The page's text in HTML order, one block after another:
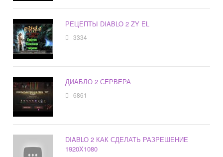
РЕЦЕПТЫ DIABLO 2 ZY EL
3334
ДИАБЛО 2 СЕРВЕРА
6861
DIABLO 2 КАК СДЕЛАТЬ РАЗРЕШЕНИЕ
1920X1080